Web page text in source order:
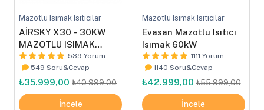
Mazotlu Isımak Isıtıcılar
AİRSKY X30 - 30KW
MAZOTLU ISIMAK
ISITICI
539 Yorum
549 Soru&Cevap
₺35.999,00 ₺40.999,00
İncele
Mazotlu Isımak Isıtıcılar
Evasan Mazotlu Isıtıcı
Isımak 60kW
1111 Yorum
1140 Soru&Cevap
₺42.999,00 ₺55.999,00
İncele